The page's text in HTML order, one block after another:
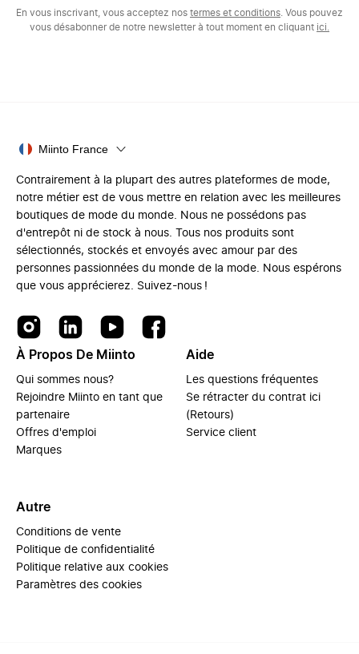
En vous inscrivant, vous acceptez nos termes et conditions . Vous pouvez
vous désabonner de notre newsletter à tout moment en cliquant ici.
Miinto France
Contrairement à la plupart des autres plateformes de mode,
notre métier est de vous mettre en relation avec les meilleures
boutiques de mode du monde. Nous ne possédons pas
d'entrepôt ni de stock à nous. Tous nos produits sont
sélectionnés, stockés et envoyés avec amour par des
personnes passionnées du monde de la mode. Nous espérons
que vous apprécierez. Suivez-nous !
À Propos De Miinto
Qui sommes nous?
Rejoindre Miinto en tant que
partenaire
Offres d'emploi
Marques
Aide
Les questions fréquentes
Se rétracter du contrat ici
(Retours)
Service client
Autre
Conditions de vente
Politique de confidentialité
Politique relative aux cookies
Paramètres des cookies